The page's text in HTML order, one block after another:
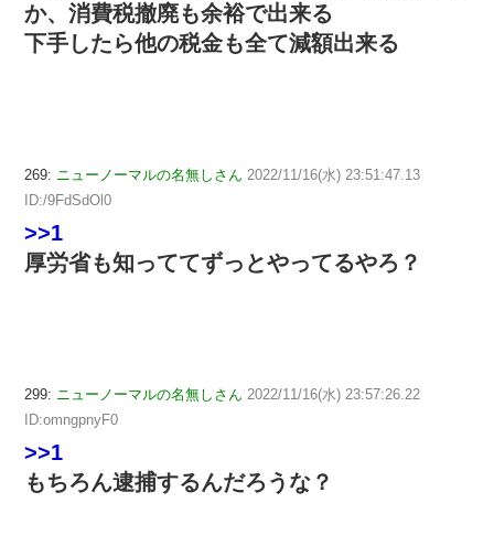
か、消費税撤廃も余裕で出来る
下手したら他の税金も全て減額出来る
269: ニューノーマルの名無しさん 2022/11/16(水) 23:51:47.13
ID:/9FdSdOl0
>>1
厚労省も知っててずっとやってるやろ？
299: ニューノーマルの名無しさん 2022/11/16(水) 23:57:26.22
ID:omngpnyF0
>>1
もちろん逮捕するんだろうな？